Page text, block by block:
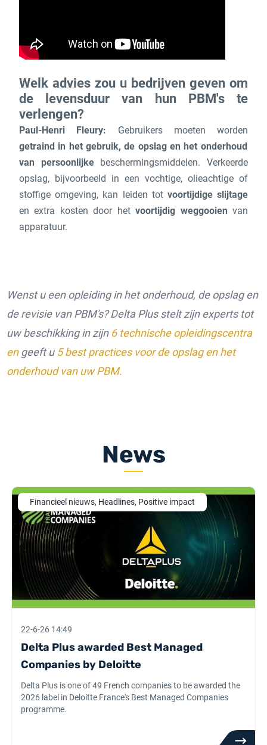
Welk advies zou u bedrijven geven om
de levensduur van hun PBM's te
verlengen?
Paul-Henri Fleury: Gebruikers moeten worden
getraind in het gebruik, de opslag en het onderhoud
van persoonlijke beschermingsmiddelen. Verkeerde
opslag, bijvoorbeeld in een vochtige, olieachtige of
stoffige omgeving, kan leiden tot voortijdige slijtage
en extra kosten door hetvoortijdig weggooien van
apparatuur.
Wenst u een opleiding in het onderhoud, de opslag en
de revisie van PBM's? Delta Plus stelt zijn experts tot
uw beschikking in zijn 6 technische opleidingscentra
engeeft u 5 best practices voor de opslag en het
onderhoud van uw PBM.
News
Financieel nieuws, Headlines, Positive impact
22-6-26 14:49
Delta Plus awarded Best Managed
Companies by Deloitte
Delta Plus is one of 49 French companies to be awarded the
2026 label in Deloitte France's Best Managed Companies
programme.